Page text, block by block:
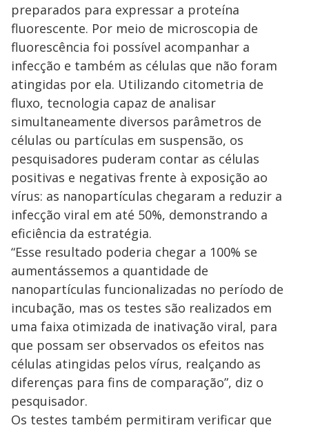
preparados para expressar a proteína
fluorescente. Por meio de microscopia de
fluorescência foi possível acompanhar a
infecção e também as células que não foram
atingidas por ela. Utilizando citometria de
fluxo, tecnologia capaz de analisar
simultaneamente diversos parâmetros de
células ou partículas em suspensão, os
pesquisadores puderam contar as células
positivas e negativas frente à exposição ao
vírus: as nanopartículas chegaram a reduzir a
infecção viral em até 50%, demonstrando a
eficiência da estratégia.
“Esse resultado poderia chegar a 100% se
aumentássemos a quantidade de
nanopartículas funcionalizadas no período de
incubação, mas os testes são realizados em
uma faixa otimizada de inativação viral, para
que possam ser observados os efeitos nas
células atingidas pelos vírus, realçando as
diferenças para fins de comparação”, diz o
pesquisador.
Os testes também permitiram verificar que